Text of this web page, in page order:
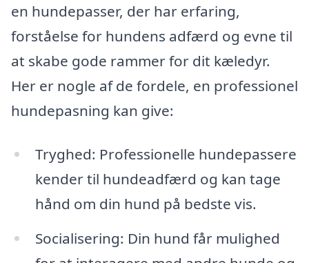
en hundepasser, der har erfaring,
forståelse for hundens adfærd og evne til
at skabe gode rammer for dit kæledyr.
Her er nogle af de fordele, en professionel
hundepasning kan give:
Tryghed: Professionelle hundepassere
kender til hundeadfærd og kan tage
hånd om din hund på bedste vis.
Socialisering: Din hund får mulighed